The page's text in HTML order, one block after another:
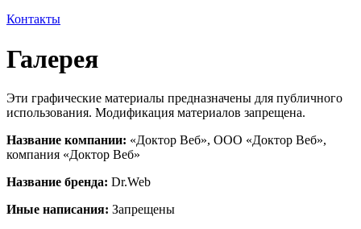
Контакты
Галерея
Эти графические материалы предназначены для публичного
использования. Модификация материалов запрещена.
Название компании: «Доктор Веб», ООО «Доктор Веб»,
компания «Доктор Веб»
Название бренда: Dr.Web
Иные написания: Запрещены